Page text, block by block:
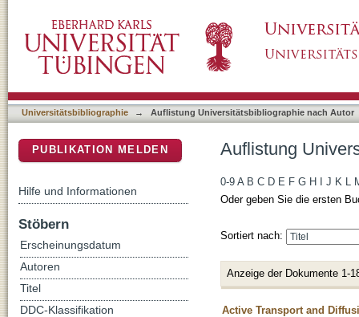
Universitätsbibliographie → Auflistung Universitätsbibliographie nach Autor
Auflistung
0-9 A B C D E F G H J K L
Oder geben Sie die ersten
Sortiert nach:
Anzeige der Dokumente 1-
Active Transport and
PUBLIKATION MELDEN
Hilfe und Informationen
Stöbern
Erscheinungsdatum
Autoren
Titel
DDC-Klassifikation